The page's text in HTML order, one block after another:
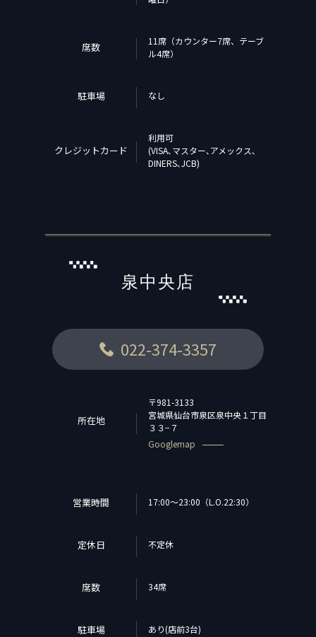
席数
11席（カウンター7席、テーブ
ル4席）
駐車場 なし
クレジットカード
利用可
(VISA､マスター､アメックス､
DINERS､JCB)
泉中央店
022-374-3357
所在地
〒981-3133
宮城県仙台市泉区泉中央１丁目
３３−７
Googlemap
営業時間 17:00～23:00（L.O.22:30）
定休日 不定休
席数 34席
駐車場 あり(店前3台)